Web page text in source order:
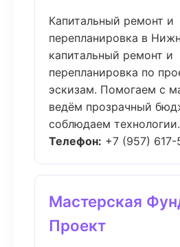
Капитальный ремонт и
перепланировка в
капитальный ремонт и
перепланировка по
эскизам. Помогаем с
ведём прозрачный
соблюдаем
Телефон: +7 (957)
Мастерская
Проект